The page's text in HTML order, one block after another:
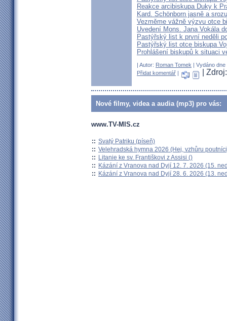
Reakce arcibiskupa Duky k
Kard. Schönborn jasně a
Vezměme vážně výzvu otce
Uvedení Mons. Jana Vokála
Pastýřský list k první neděli
Pastýřský list otce biskupa
Prohlášení biskupů k situaci
| Autor: Roman Tomek | Vydáno
Přidat komentář | |
Nové filmy, videa a audia (mp3) pro vás:
www.TV-MIS.cz
:: Svatý Patriku (píseň)
:: Velehradská hymna 2026 (Hej, vzhůru
:: Litanie ke sv. Františkovi z Assisi ()
:: Kázání z Vranova nad Dyjí 12. 7. 2026 (15.
:: Kázání z Vranova nad Dyjí 28. 6. 2026 (13.